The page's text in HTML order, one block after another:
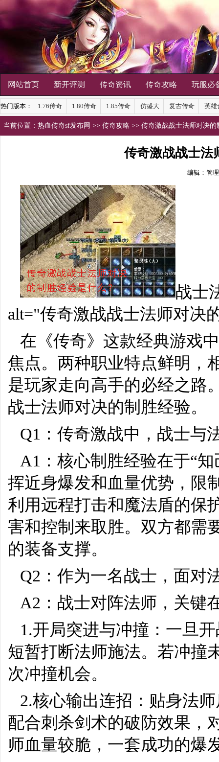
网站首页 新开评测 传奇资讯 传奇攻略 玩服必
热门版本： 1.76传奇 1.80传奇 1.85传奇 仿盛大 复古传奇 英雄
当前位置： 热血传奇sf发布网 >> 传奇攻略 >> 传奇激战战士法师对决的
传奇激战战士法
编辑：管
战士
alt="传奇激战战士法师对决
在《传奇》这款经典游戏
焦点。两种职业特点鲜明，
是玩家走向高手的必经之路
战士法师对决的制胜经验。
Q1：传奇激战中，战士与
A1：核心制胜经验在于“
挥近身爆发和血量优势，限
利用远程打击和魔法盾的保
害和控制来取胜。双方都需
的装备支撑。
Q2：作为一名战士，面对
A2：战士对阵法师，关键
1.开局突进与冲撞：一旦
短暂打断法师施法。若冲撞
次冲撞机会。
2.核心输出连招：贴身法
配合刺杀剑术的破防效果，
师血量较脆，一套成功的爆